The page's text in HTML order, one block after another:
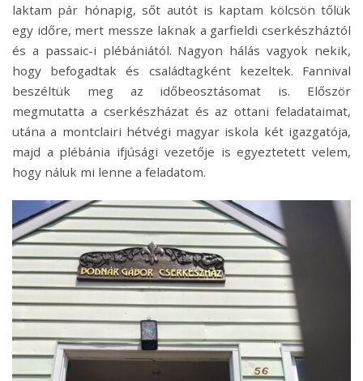
laktam pár hónapig, sőt autót is kaptam kölcsön tőlük
egy időre, mert messze laknak a garfieldi cserkészháztól
és a passaic-i plébániától. Nagyon hálás vagyok nekik,
hogy befogadtak és családtagként kezeltek. Fannival
beszéltük meg az időbeosztásomat is. Először
megmutatta a cserkészházat és az ottani feladataimat,
utána a montclairi hétvégi magyar iskola két igazgatója,
majd a plébánia ifjúsági vezetője is egyeztetett velem,
hogy náluk mi lenne a feladatom.